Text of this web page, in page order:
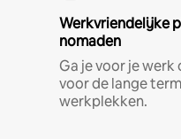
Werkvriendelijke
nomaden
Ga je voor je werk
voor de lange
werkplekken.